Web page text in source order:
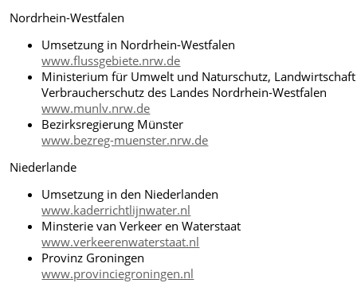
Nordrhein-Westfalen
Umsetzung in Nordrhein-Westfalen
www.flussgebiete.nrw.de
Ministerium für Umwelt und Naturschutz,
Verbraucherschutz des Landes Nordrhein-Westfalen
www.munlv.nrw.de
Bezirksregierung Münster
www.bezreg-muenster.nrw.de
Niederlande
Umsetzung in den Niederlanden
www.kaderrichtlijnwater.nl
Minsterie van Verkeer en Waterstaat
www.verkeerenwaterstaat.nl
Provinz Groningen
www.provinciegroningen.nl